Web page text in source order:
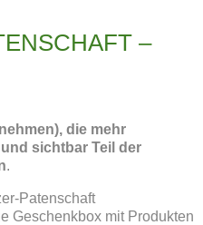
–
die mehr
sichtbar Teil der
.
Patenschaft
Geschenkbox mit Produkten